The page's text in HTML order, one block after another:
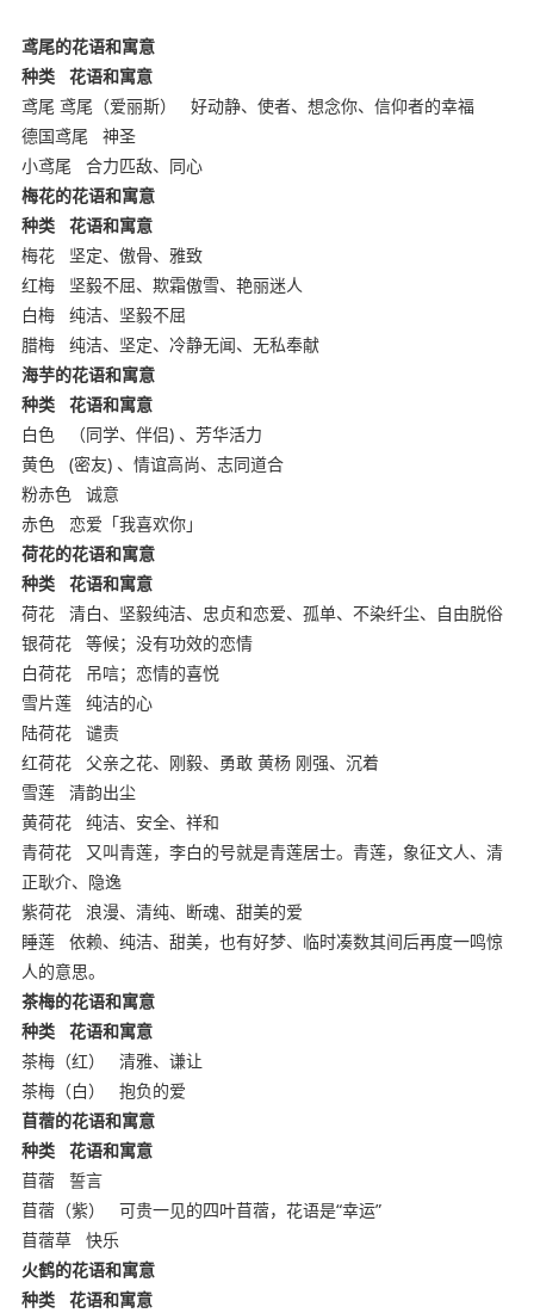
鸢尾的花语和寓意
种类
花语和寓意
鸢尾 鸢尾（爱丽斯）
好动静、使者、想念你、信仰者的幸福
德国鸢尾
神圣
小鸢尾
合力匹敌、同心
梅花的花语和寓意
种类
花语和寓意
梅花
坚定、傲骨、雅致
红梅
坚毅不屈、欺霜傲雪、艳丽迷人
白梅
纯洁、坚毅不屈
腊梅
纯洁、坚定、冷静无闻、无私奉献
海芋的花语和寓意
种类
花语和寓意
白色
（同学、伴侣) 、芳华活力
黄色
(密友) 、情谊高尚、志同道合
粉赤色
诚意
赤色
恋爱「我喜欢你」
荷花的花语和寓意
种类
花语和寓意
荷花
清白、坚毅纯洁、忠贞和恋爱、孤单、不染纤尘、自由脱俗
银荷花
等候；没有功效的恋情
白荷花
吊唁；恋情的喜悦
雪片莲
纯洁的心
陆荷花
谴责
红荷花
父亲之花、刚毅、勇敢 黄杨 刚强、沉着
雪莲
清韵出尘
黄荷花
纯洁、安全、祥和
青荷花
又叫青莲，李白的号就是青莲居士。青莲，象征文人、清
正耿介、隐逸
紫荷花
浪漫、清纯、断魂、甜美的爱
睡莲
依赖、纯洁、甜美，也有好梦、临时凑数其间后再度一鸣惊
人的意思。
茶梅的花语和寓意
种类
花语和寓意
茶梅（红）
清雅、谦让
茶梅（白）
抱负的爱
苜蓿的花语和寓意
种类
花语和寓意
苜蓿
誓言
苜蓿（紫）
可贵一见的四叶苜蓿，花语是“幸运”
苜蓿草
快乐
火鹤的花语和寓意
种类
花语和寓意